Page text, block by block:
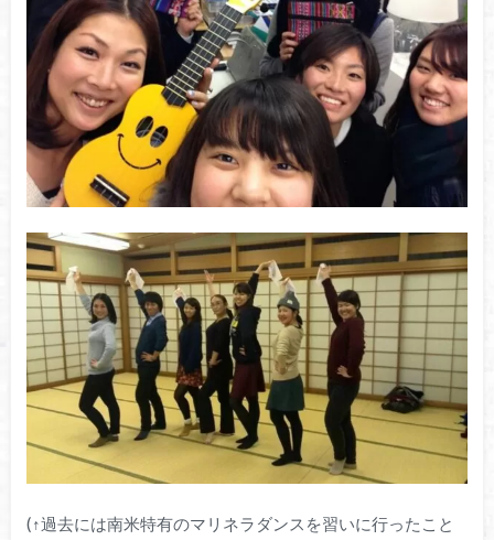
(↑過去には南米特有のマリネラダンスを習いに行ったこと